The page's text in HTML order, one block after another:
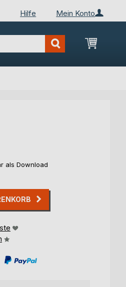
Mein Konto
Hilfe
Mein
als Download